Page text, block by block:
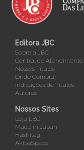
Editora JBC
Sobre a JBC
Central de Atendimento
Nossos Títulos
Onde Comprar
Indicações de Títulos
Autores
Nossos Sites
Loja LBC
Made in Japan
Hashitag
AkibaSpace